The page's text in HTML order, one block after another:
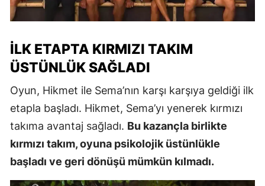
İLK ETAPTA KIRMIZI TAKIM
ÜSTÜNLÜK SAĞLADI
Oyun, Hikmet ile Sema’nın karşı karşıya geldiği ilk
etapla başladı. Hikmet, Sema’yı yenerek kırmızı
takıma avantaj sağladı. Bu kazançla birlikte
kırmızı takım, oyuna psikolojik üstünlükle
başladı ve geri dönüşü mümkün kılmadı.